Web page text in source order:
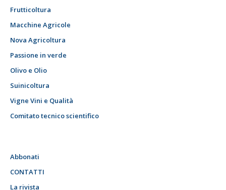
Frutticoltura
Macchine Agricole
Nova Agricoltura
Passione in verde
Olivo e Olio
Suinicoltura
Vigne Vini e Qualità
Comitato tecnico scientifico
Abbonati
CONTATTI
La rivista